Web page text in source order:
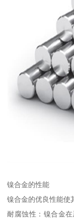
镍合金的性能
镍合金的优良性能使
耐腐蚀性：镍合金